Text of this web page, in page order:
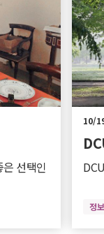
선택인
10/
정